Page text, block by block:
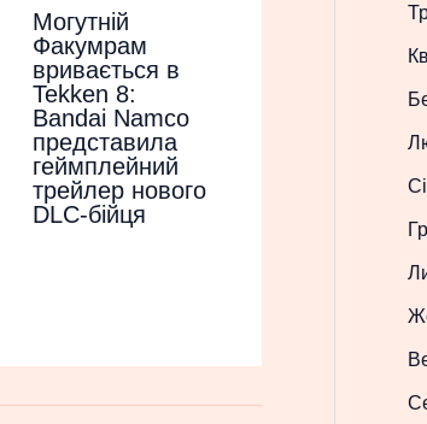
Могутній
Факумрам
вривається в
Tekken 8:
Bandai Namco
представила
геймплейний
трейлер нового
DLC-бійця